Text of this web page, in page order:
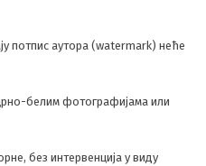
потпис аутора (watermark) неће
белим фотографијама или
без интервенција у виду